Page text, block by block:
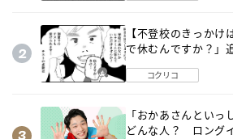
【不登校のきっかけ
で休むんですか？」
コクリコ
「おかあさんとい
どんな人？ ロング